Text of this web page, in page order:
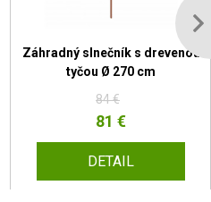
Záhradný slnečník s drevenou
tyčou Ø 270 cm
84 €
81 €
DETAIL